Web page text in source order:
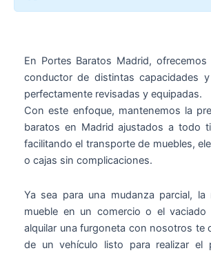
En Portes Baratos Madrid,
conductor de distintas capacidades y
perfectamente revisadas y equipadas.
Con este enfoque, mantenemos la
baratos en Madrid ajustados a todo
facilitando el transporte de muebles,
o cajas sin complicaciones.
Ya sea para una mudanza parcial, la
mueble en un comercio o el
alquilar una furgoneta con nosotros te
de un vehículo listo para realizar el